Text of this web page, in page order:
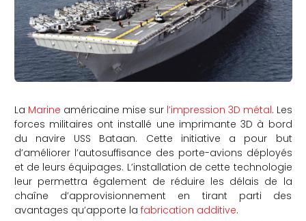
La Marine américaine mise sur l’impression 3D métal. Les
forces militaires ont installé une imprimante 3D à bord
du navire USS Bataan. Cette initiative a pour but
d’améliorer l’autosuffisance des porte-avions déployés
et de leurs équipages. L’installation de cette technologie
leur permettra également de réduire les délais de la
chaîne d’approvisionnement en tirant parti des
avantages qu’apporte la fabrication additive.